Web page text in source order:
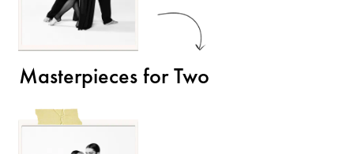
Masterpieces for Two